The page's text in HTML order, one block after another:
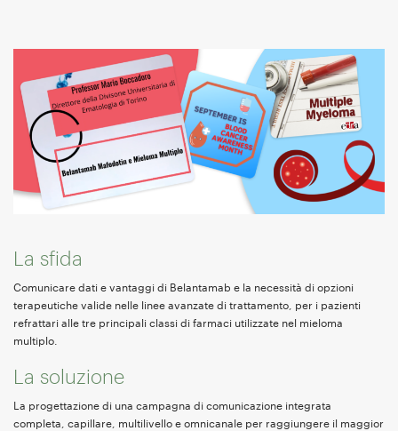
La sfida
Comunicare dati e vantaggi di Belantamab e la necessità di opzioni
terapeutiche valide nelle linee avanzate di trattamento, per i pazienti
refrattari alle tre principali classi di farmaci utilizzate nel mieloma
multiplo.
La soluzione
La progettazione di una campagna di comunicazione integrata
completa, capillare, multilivello e omnicanale per raggiungere il maggior